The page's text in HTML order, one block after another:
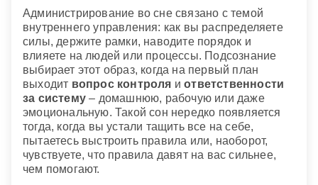
Администрирование во сне связано с темой
внутреннего управления: как вы распределяете
силы, держите рамки, наводите порядок и
влияете на людей или процессы. Подсознание
выбирает этот образ, когда на первый план
выходит вопрос контроля иответственности
за систему – домашнюю, рабочую или даже
эмоциональную. Такой сон нередко появляется
тогда, когда вы устали тащить все на себе,
пытаетесь выстроить правила или, наоборот,
чувствуете, что правила давят на вас сильнее,
чем помогают.